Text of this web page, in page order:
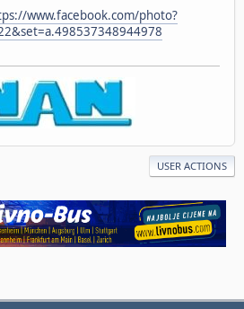
www.facebook.com/photo?
USER ACTIONS